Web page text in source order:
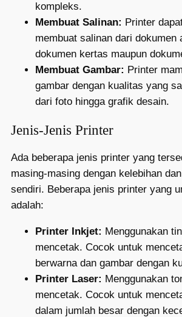
kompleks.
Membuat Salinan: Printer
membuat salinan dari dokumen
dokumen kertas maupun
Membuat Gambar: Printer
gambar dengan kualitas yang
dari foto hingga grafik desain.
Jenis-Jenis Printer
Ada beberapa jenis printer yang
masing-masing dengan kelebihan
sendiri. Beberapa jenis printer yang
adalah:
Printer Inkjet: Menggunakan
mencetak. Cocok untuk
berwarna dan gambar dengan
Printer Laser: Menggunakan
mencetak. Cocok untuk
dalam jumlah besar dengan